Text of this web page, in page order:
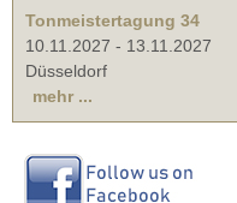
Tonmeistertagung 34
10.11.2027 - 13.11.2027
Düsseldorf
mehr ...